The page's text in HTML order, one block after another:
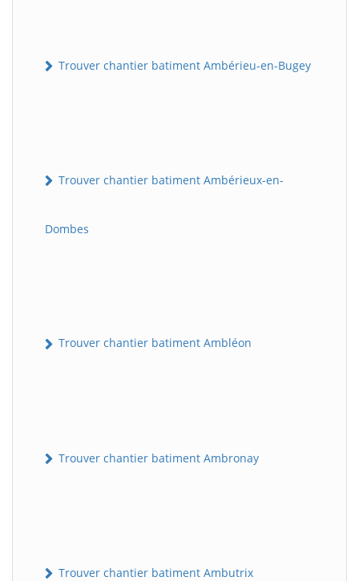
Trouver chantier batiment Ambérieu-en-Bugey
Trouver chantier batiment Ambérieux-en-
Dombes
Trouver chantier batiment Ambléon
Trouver chantier batiment Ambronay
Trouver chantier batiment Ambutrix